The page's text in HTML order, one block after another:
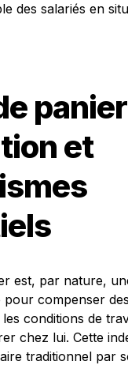
des salariés en
et
est, par nature,
compenser
conditions de
chez lui. Cette
traditionnel par